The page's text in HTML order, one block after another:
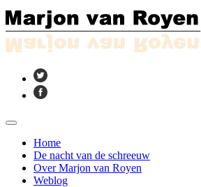
Home
De nacht van de schreeuw
Over Marjon van Royen
Weblog